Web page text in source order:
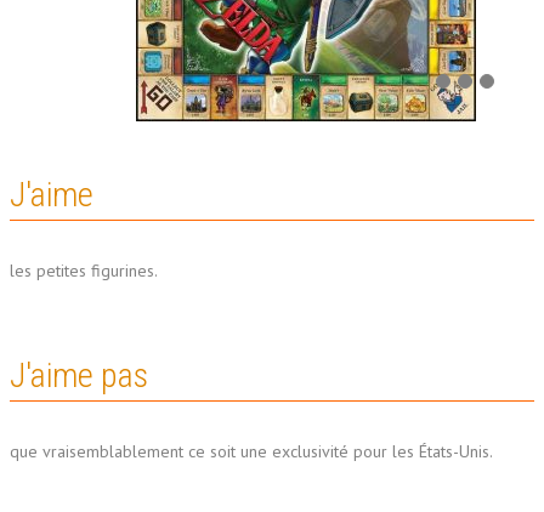
J'aime
les petites figurines.
J'aime pas
que vraisemblablement ce soit une exclusivité pour les États-Unis.